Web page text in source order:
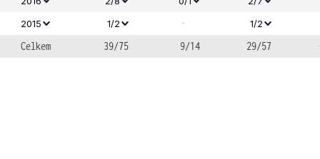
2015
1/2 - 1/2
Celkem 39/75 9/14 29/57